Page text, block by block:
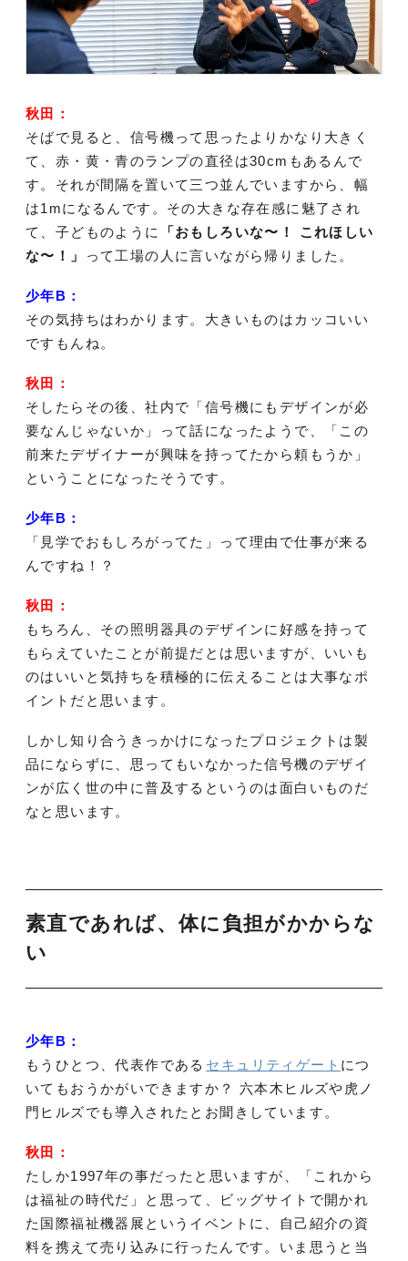
秋田：
そばで見ると、信号機って思ったよりかなり大きく
て、赤・黄・青のランプの直径は30cmもあるんで
す。それが間隔を置いて三つ並んでいますから、幅
は1mになるんです。その大きな存在感に魅了され
て、子どものように
「おもしろいな〜！ これほしい
な〜！」
って工場の人に言いながら帰りました。
少年B：
その気持ちはわかります。大きいものはカッコいい
ですもんね。
秋田：
そしたらその後、社内で「信号機にもデザインが必
要なんじゃないか」って話になったようで、「この
前来たデザイナーが興味を持ってたから頼もうか」
ということになったそうです。
少年B：
「見学でおもしろがってた」って理由で仕事が来る
んですね！？
秋田：
もちろん、その照明器具のデザインに好感を持って
もらえていたことが前提だとは思いますが、いいも
のはいいと気持ちを積極的に伝えることは大事なポ
イントだと思います。
しかし知り合うきっかけになったプロジェクトは製
品にならずに、思ってもいなかった信号機のデザイ
ンが広く世の中に普及するというのは面白いものだ
なと思います。
素直であれば、体に負担がかからな
い
少年B：
もうひとつ、代表作である セキュリティゲート につ
いてもおうかがいできますか？ 六本木ヒルズや虎ノ
門ヒルズでも導入されたとお聞きしています。
秋田：
たしか1997年の事だったと思いますが、「これから
は福祉の時代だ」と思って、ビッグサイトで開かれ
た国際福祉機器展というイベントに、自己紹介の資
料を携えて売り込みに行ったんです。いま思うと当